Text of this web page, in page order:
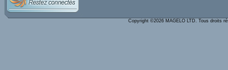
Copyright ©2026 MAGELO LTD. Tous droits